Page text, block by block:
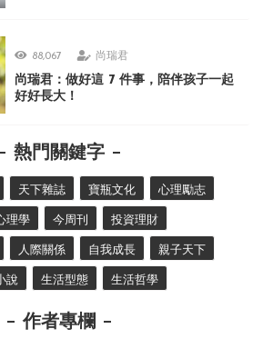
88,067 尚瑞君
尚瑞君：做好這 7 件事，陪伴孩子一起
好好長大！
熱門關鍵字
天下雜誌 寶瓶文化 心理勵志
理學 今周刊 投資理財
人際關係 自我成長 親子天下
說 生活型態 生活哲學
作者專欄